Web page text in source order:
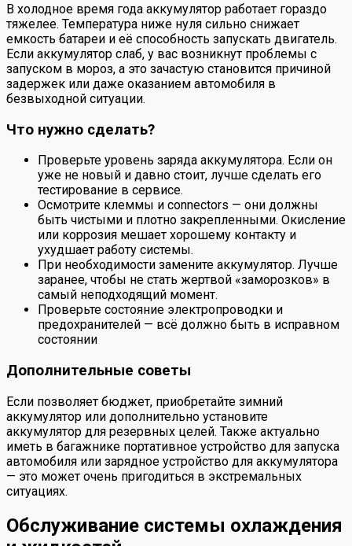
В холодное время года аккумулятор работает гораздо
тяжелее. Температура ниже нуля сильно снижает
емкость батареи и её способность запускать двигатель.
Если аккумулятор слаб, у вас возникнут проблемы с
запуском в мороз, а это зачастую становится причиной
задержек или даже оказанием автомобиля в
безвыходной ситуации.
Что нужно сделать?
Проверьте уровень заряда аккумулятора. Если он
уже не новый и давно стоит, лучше сделать его
тестирование в сервисе.
Осмотрите клеммы и connectors — они должны
быть чистыми и плотно закрепленными. Окисление
или коррозия мешает хорошему контакту и
ухудшает работу системы.
При необходимости замените аккумулятор. Лучше
заранее, чтобы не стать жертвой «заморозков» в
самый неподходящий момент.
Проверьте состояние электропроводки и
предохранителей — всё должно быть в исправном
состоянии
Дополнительные советы
Если позволяет бюджет, приобретайте зимний
аккумулятор или дополнительно установите
аккумулятор для резервных целей. Также актуально
иметь в багажнике портативное устройство для запуска
автомобиля или зарядное устройство для аккумулятора
— это может очень пригодиться в экстремальных
ситуациях.
Обслуживание системы охлаждения